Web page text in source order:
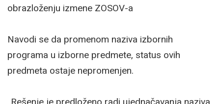
obrazloženju izmene ZOSOV-a
Navodi se da promenom naziva izbornih
programa u izborne predmete, status ovih
predmeta ostaje nepromenjen.